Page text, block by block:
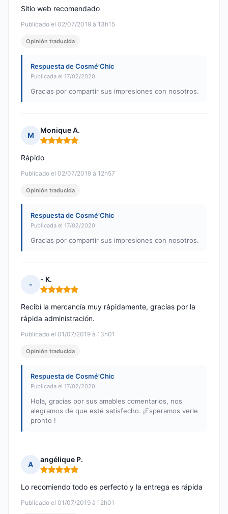
Publicado el 02/07/2019 à 13h15
Sitio web recomendado
Opinión traducida
Respuesta de Cosmé’Chic
Publicada el 17/02/2020
Gracias por compartir sus impresiones con nosotros.
M
Monique A.
Nota: 5 de 5
Publicado el 02/07/2019 à 12h57
Rápido
Opinión traducida
Respuesta de Cosmé’Chic
Publicada el 17/02/2020
Gracias por compartir sus impresiones con nosotros.
-
- K.
Nota: 5 de 5
Publicado el 01/07/2019 à 13h01
Recibí la mercancía muy rápidamente, gracias por la
rápida administración.
Opinión traducida
Respuesta de Cosmé’Chic
Publicada el 17/02/2020
Hola, gracias por sus amables comentarios, nos
alegramos de que esté satisfecho. ¡Esperamos verle
pronto !
A
angélique P.
Nota: 5 de 5
Publicado el 01/07/2019 à 12h01
Lo recomiendo todo es perfecto y la entrega es rápida